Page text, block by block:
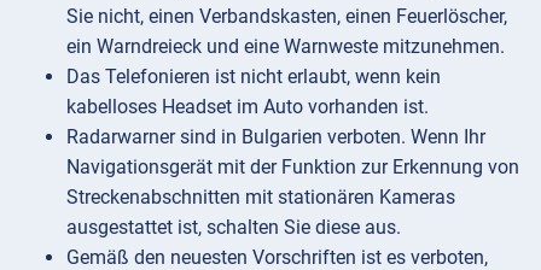
Sie nicht, einen Verbandskasten, einen Feuerlöscher,
ein Warndreieck und eine Warnweste mitzunehmen.
Das Telefonieren ist nicht erlaubt, wenn kein
kabelloses Headset im Auto vorhanden ist.
Radarwarner sind in Bulgarien verboten. Wenn Ihr
Navigationsgerät mit der Funktion zur Erkennung von
Streckenabschnitten mit stationären Kameras
ausgestattet ist, schalten Sie diese aus.
Gemäß den neuesten Vorschriften ist es verboten,